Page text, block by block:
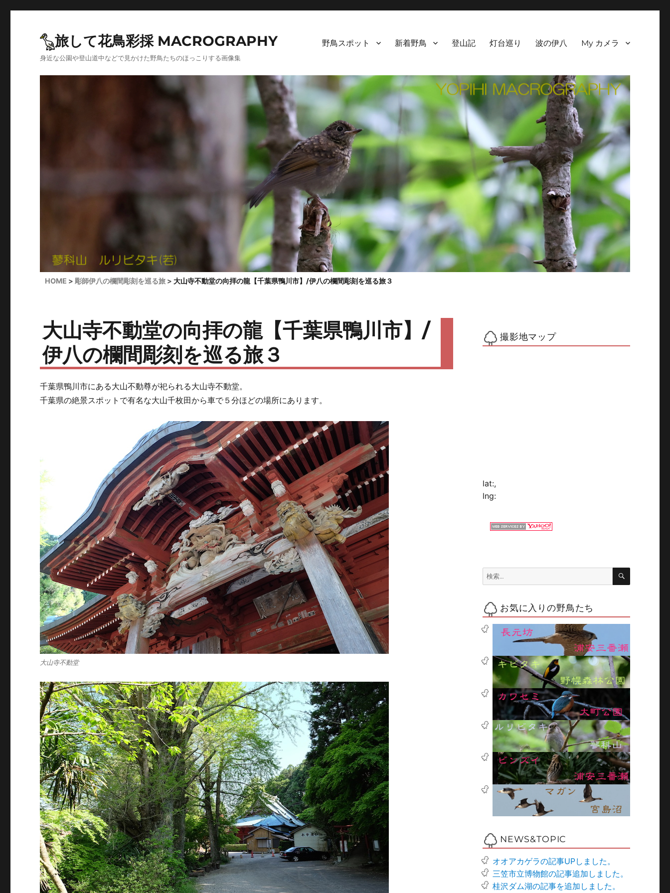
旅して花鳥彩採 MACROGRAPHY
身近な公園や登山道中などで見かけた野鳥たちのほっこりする画像集
野鳥スポット 新着野鳥 登山記 灯台巡り 波の伊八 My カメラ
HOME 彫師伊八の欄間彫刻を巡る旅 大山寺不動堂の向拝の龍【千葉県鴨川市】/伊八の欄間彫刻を巡る旅３
大山寺不動堂の向拝の龍【千葉県鴨川市】/
伊八の欄間彫刻を巡る旅３
千葉県鴨川市にある大山不動尊が祀られる大山寺不動堂。
千葉県の絶景スポットで有名な大山千枚田から車で５分ほどの場所にあります。
大山寺不動堂
撮影地マップ
lat:,
lng:
検
索:
検
お気に入りの野鳥たち
NEWS&TOPIC
オオアカゲラの記事UPしました。
三笠市立博物館の記事追加しました。
桂沢ダム湖の記事を追加しました。